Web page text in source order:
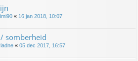
« 16 jan 2018, 10:07
somberheid
« 05 dec 2017, 16:57